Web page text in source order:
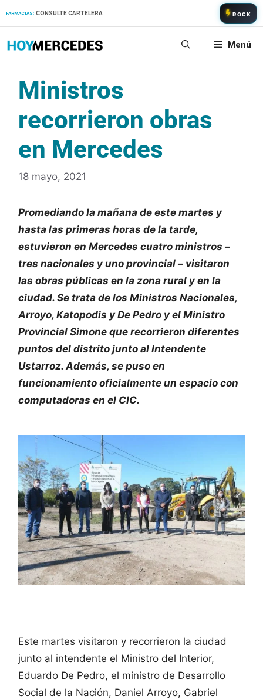
FARMACIAS: CONSULTE CARTELERA ROCK
Menú
Ministros
recorrieron obras
en Mercedes
18 mayo, 2021
Promediando la mañana de este martes y
hasta las primeras horas de la tarde,
estuvieron en Mercedes cuatro ministros –
tres nacionales y uno provincial – visitaron
las obras públicas en la zona rural y en la
ciudad. Se trata de los Ministros Nacionales,
Arroyo, Katopodis y De Pedro y el Ministro
Provincial Simone que recorrieron diferentes
puntos del distrito junto al Intendente
Ustarroz. Además, se puso en
funcionamiento oficialmente un espacio con
computadoras en el CIC.
Este martes visitaron y recorrieron la ciudad
junto al intendente el Ministro del Interior,
Eduardo De Pedro, el ministro de Desarrollo
Social de la Nación, Daniel Arroyo, Gabriel